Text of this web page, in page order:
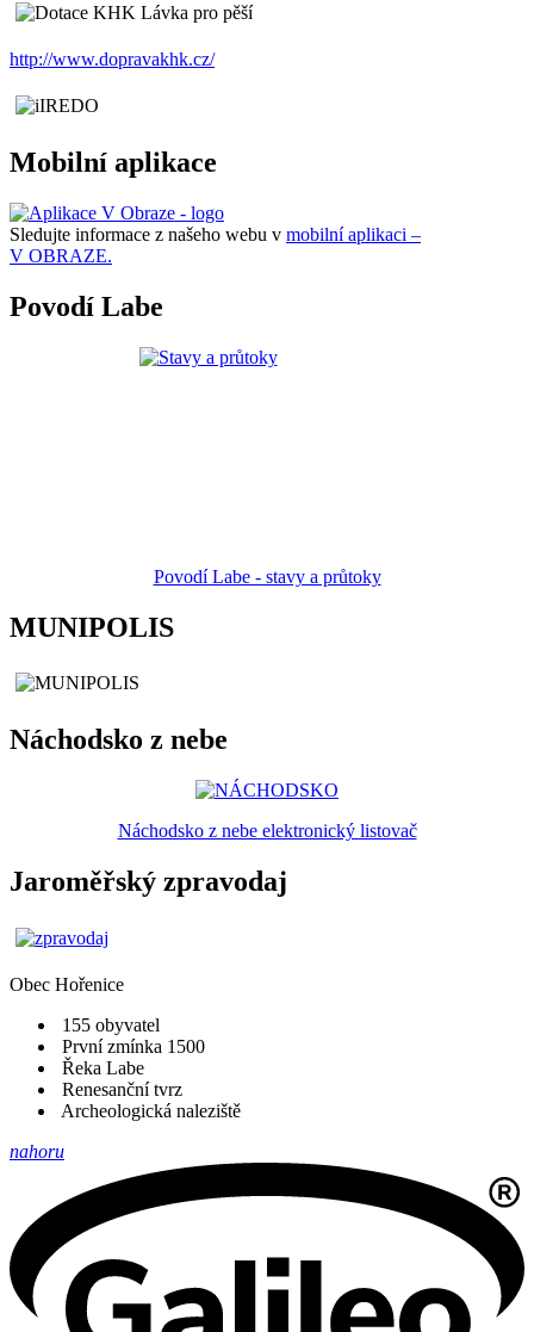
http://www.dopravakhk.cz/
Mobilní aplikace
Sledujte informace z našeho webu v mobilní aplikaci –
V OBRAZE.
Povodí Labe
Povodí Labe - stavy a průtoky
MUNIPOLIS
Náchodsko z nebe
Náchodsko z nebe elektronický listovač
Jaroměřský zpravodaj
Obec Hořenice
155 obyvatel
První zmínka 1500
Řeka Labe
Renesanční tvrz
Archeologická naleziště
nahoru